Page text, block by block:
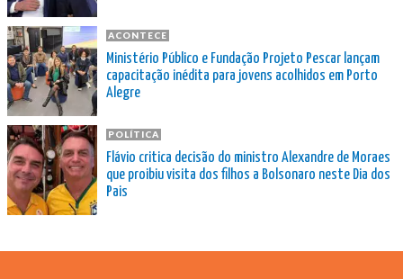
ACONTECE
Ministério Público e Fundação Projeto Pescar lançam
capacitação inédita para jovens acolhidos em Porto
Alegre
POLÍTICA
Flávio critica decisão do ministro Alexandre de Moraes
que proibiu visita dos filhos a Bolsonaro neste Dia dos
Pais